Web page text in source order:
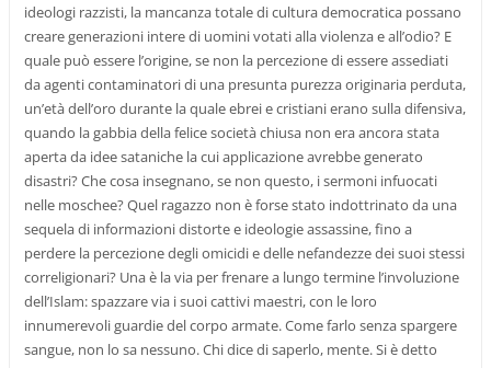
ideologi razzisti, la mancanza totale di cultura democratica possano
creare generazioni intere di uomini votati alla violenza e all’odio? E
quale può essere l’origine, se non la percezione di essere assediati
da agenti contaminatori di una presunta purezza originaria perduta,
un’età dell’oro durante la quale ebrei e cristiani erano sulla difensiva,
quando la gabbia della felice società chiusa non era ancora stata
aperta da idee sataniche la cui applicazione avrebbe generato
disastri? Che cosa insegnano, se non questo, i sermoni infuocati
nelle moschee? Quel ragazzo non è forse stato indottrinato da una
sequela di informazioni distorte e ideologie assassine, fino a
perdere la percezione degli omicidi e delle nefandezze dei suoi stessi
correligionari? Una è la via per frenare a lungo termine l’involuzione
dell’Islam: spazzare via i suoi cattivi maestri, con le loro
innumerevoli guardie del corpo armate. Come farlo senza spargere
sangue, non lo sa nessuno. Chi dice di saperlo, mente. Si è detto